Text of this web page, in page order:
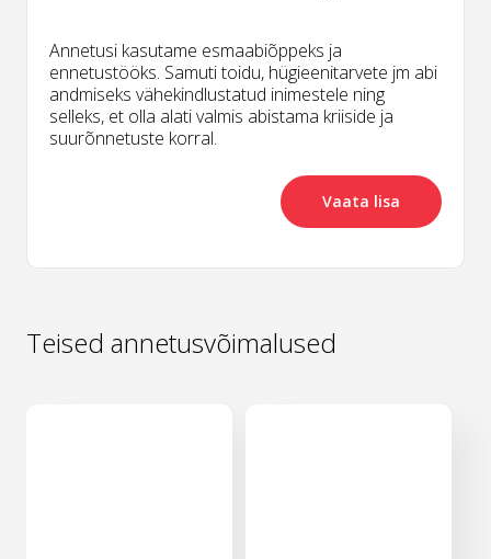
Annetusi kasutame esmaabiõppeks ja
ennetustööks. Samuti toidu, hügieenitarvete jm abi
andmiseks vähekindlustatud inimestele ning
selleks, et olla alati valmis abistama kriiside ja
suurõnnetuste korral.
Vaata lisa
Teised annetusvõimalused